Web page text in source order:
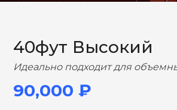
40фут Высокий
Идеально подходит для
90,000 ₽